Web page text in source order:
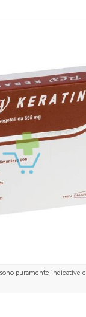
puramente indicative